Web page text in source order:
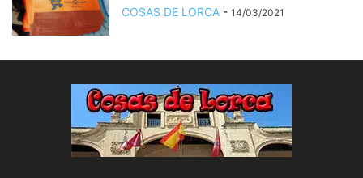
COSAS DE LORCA - 14/03/2021